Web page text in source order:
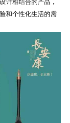
和个性化生活的需